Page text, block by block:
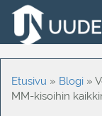
Etusivu » Blogi »
MM-kisoihin